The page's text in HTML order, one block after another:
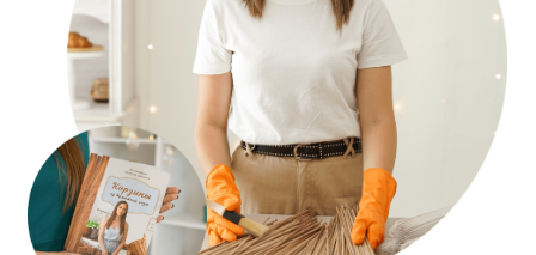
Смотреть больше отзывов
КТО УЖЕПРОШЕЛ
НАШИ УРОКИ: